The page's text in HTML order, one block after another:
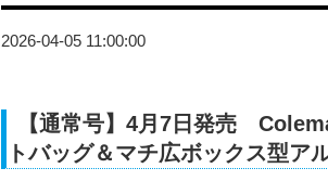
2026-04-05 11:00:00
【通常号】4月7日発売
トバッグ＆マチ広ボックス型ア